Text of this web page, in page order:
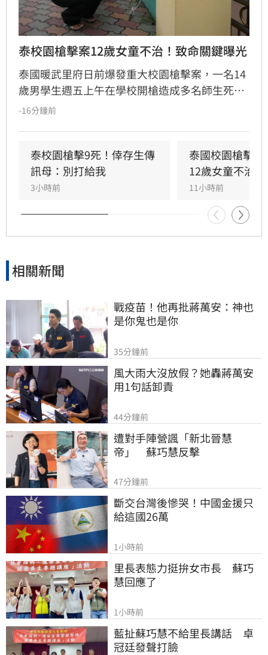
泰校園槍擊案12歲女童不治！致命關鍵曝光
泰國暖武里府日前爆發重大校園槍擊案，一名14
歲男學生週五上午在學校開槍造成多名師生死
傷，之後舉槍自盡，且嫌犯被懷疑案發前已在家
生後，泰國總理阿努廷（Anutin Charnvirakul）
隨即承諾推動新的槍枝管制法律，未來擬限制一
般民眾攜帶槍枝，僅允許執勤中的政府官員持
-16分鐘前
泰校園槍擊9死！倖存生傳
訊母：別打給我
3小時前
泰國校園槍擊
12歲女童不治
11小時前
相關新聞
戰疫苗！他再批蔣萬安：神也
是你鬼也是你
35分鐘前
風大雨大沒放假？她轟蔣萬安
用1句話卸責
44分鐘前
遭對手陣營諷「新北晉慧
帝」　蘇巧慧反擊
47分鐘前
斷交台灣後慘哭！中國金援只
給這國26萬
1小時前
里長表態力挺拚女市長　蘇巧
慧回應了
1小時前
藍扯蘇巧慧不給里長講話　卓
冠廷發聲打臉